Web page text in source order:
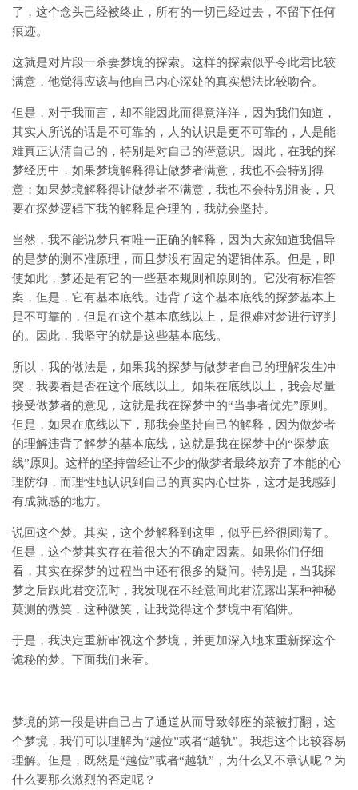
了，这个念头已经被终止，所有的一切已经过去，不留下任何
痕迹。
这就是对片段一杀妻梦境的探索。这样的探索似乎令此君比较
满意，他觉得应该与他自己内心深处的真实想法比较吻合。
但是，对于我而言，却不能因此而得意洋洋，因为我们知道，
其实人所说的话是不可靠的，人的认识是更不可靠的，人是能
难真正认清自己的，特别是对自己的潜意识。因此，在我的探
梦经历中，如果梦境解释得让做梦者满意，我也不会特别得
意；如果梦境解释得让做梦者不满意，我也不会特别沮丧，只
要在探梦逻辑下我的解释是合理的，我就会坚持。
当然，我不能说梦只有唯一正确的解释，因为大家知道我倡导
的是梦的测不准原理，而且梦没有固定的逻辑体系。但是，即
使如此，梦还是有它的一些基本规则和原则的。它没有标准答
案，但是，它有基本底线。违背了这个基本底线的探梦基本上
是不可靠的，但是在这个基本底线以上，是很难对梦进行评判
的。因此，我坚守的就是这些基本底线。
所以，我的做法是，如果我的探梦与做梦者自己的理解发生冲
突，我要看是否在这个底线以上。如果在底线以上，我会尽量
接受做梦者的意见，这就是我在探梦中的“当事者优先”原则。
但是，如果在底线以下，那我会坚持自己的解释，因为做梦者
的理解违背了解梦的基本底线，这就是我在探梦中的“探梦底
线”原则。这样的坚持曾经让不少的做梦者最终放弃了本能的心
理防御，而理性地认识到自己的真实内心世界，这才是我感到
有成就感的地方。
说回这个梦。其实，这个梦解释到这里，似乎已经很圆满了。
但是，这个梦其实存在着很大的不确定因素。如果你们仔细
看，其实在探梦的过程当中还有很多的疑问。特别是，当我探
梦之后跟此君交流时，我发现在不经意间此君流露出某种神秘
莫测的微笑，这种微笑，让我觉得这个梦境中有陷阱。
于是，我决定重新审视这个梦境，并更加深入地来重新探这个
诡秘的梦。下面我们来看。
梦境的第一段是讲自己占了通道从而导致邻座的菜被打翻，这
个梦境，我们可以理解为“越位”或者“越轨”。我想这个比较容易
理解。但是，既然是“越位”或者“越轨”，为什么又不承认呢？为
什么要那么激烈的否定呢？